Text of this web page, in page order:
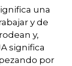
una
y de
y,
significa
por